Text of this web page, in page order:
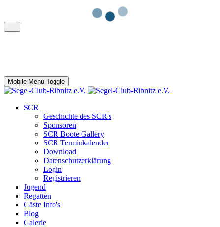
Mobile Menu Toggle
SCR
Geschichte des SCR's
Sponsoren
SCR Boote Gallery
SCR Terminkalender
Download
Datenschutzerklärung
Login
Registrieren
Jugend
Regatten
Gäste Info's
Blog
Galerie